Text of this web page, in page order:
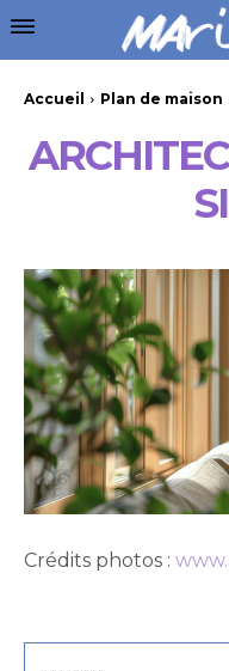
Accueil Plan de maison
Crédits photos :